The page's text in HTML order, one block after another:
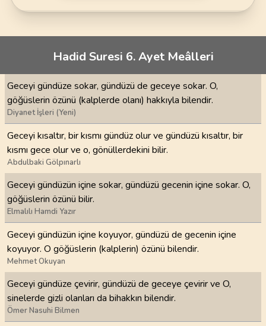
Hadid Suresi 6. Ayet Meâlleri
Geceyi gündüze sokar, gündüzü de geceye sokar. O,
göğüslerin özünü (kalplerde olanı) hakkıyla bilendir.
Diyanet İşleri (Yeni)
Geceyi kısaltır, bir kısmı gündüz olur ve gündüzü kısaltır, bir
kısmı gece olur ve o, gönüllerdekini bilir.
Abdulbaki Gölpınarlı
Geceyi gündüzün içine sokar, gündüzü gecenin içine sokar. O,
göğüslerin özünü bilir.
Elmalılı Hamdi Yazır
Geceyi gündüzün içine koyuyor, gündüzü de gecenin içine
koyuyor. O göğüslerin (kalplerin) özünü bilendir.
Mehmet Okuyan
Geceyi gündüze çevirir, gündüzü de geceye çevirir ve O,
sinelerde gizli olanları da bihakkın bilendir.
Ömer Nasuhi Bilmen